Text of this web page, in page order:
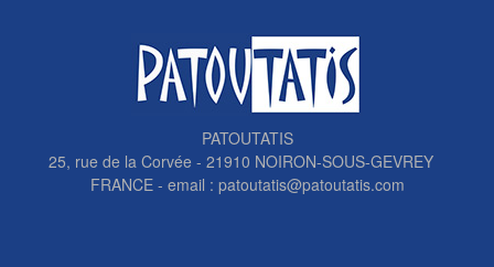
PATOUTATIS
25, rue de la Corvée - 21910 NOIRON-SOUS-GEVREY
FRANCE - email : patoutatis@patoutatis.com